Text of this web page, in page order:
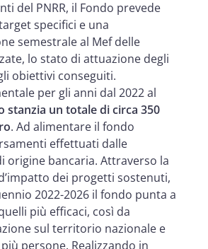
del PNRR, il Fondo prevede
specifici e una
semestrale al Mef delle
lo stato di attuazione degli
obiettivi conseguiti.
per gli anni dal 2022 al
stanzia un totale di circa 350
. Ad alimentare il fondo
effettuati dalle
origine bancaria. Attraverso la
dei progetti sostenuti,
2022-2026 il fondo punta a
più efficaci, così da
sul territorio nazionale e
persone. Realizzando in